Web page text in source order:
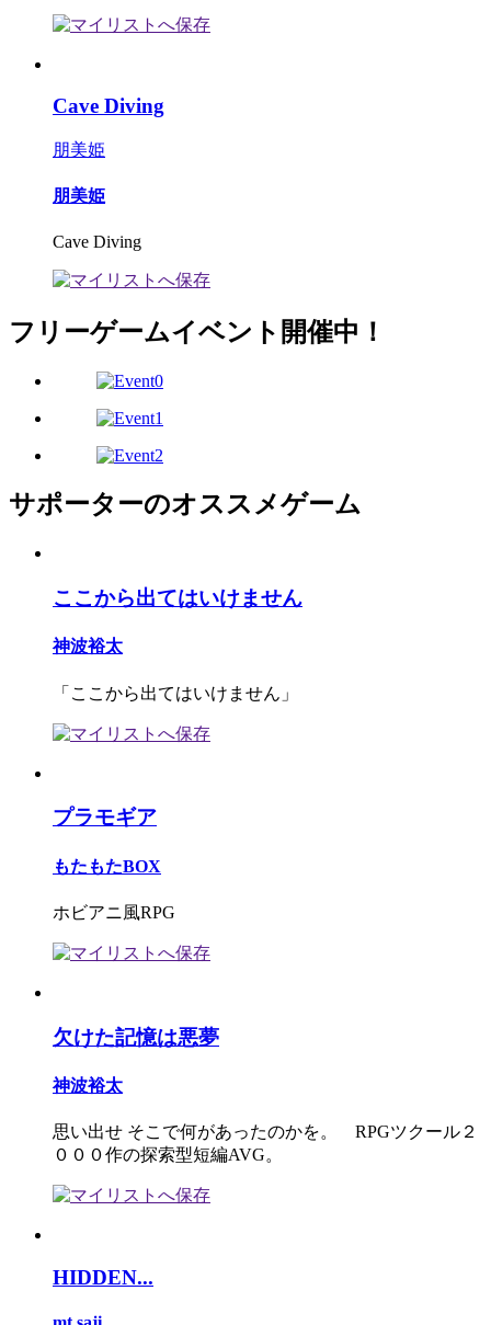
Cave Diving
朋美姫
朋美姫
Cave Diving
フリーゲームイベント開催中！
サポーターのオススメゲーム
ここから出てはいけません
神波裕太
「ここから出てはいけません」
プラモギア
もたもたBOX
ホビアニ風RPG
欠けた記憶は悪夢
神波裕太
思い出せ そこで何があったのかを。 RPGツクール２
０００作の探索型短編AVG。
HIDDEN...